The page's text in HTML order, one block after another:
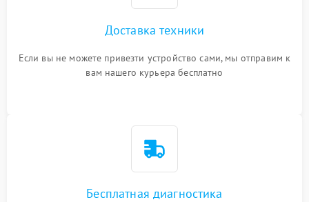
Доставка техники
Если вы не можете привезти устройство сами, мы отправим к
вам нашего курьера бесплатно
Бесплатная диагностика